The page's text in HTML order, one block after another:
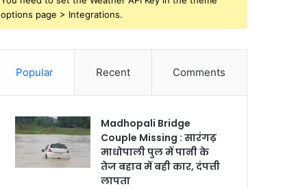
options page > Integrations.
Popular Recent Comments
Madhopali Bridge
Couple Missing : सारंगढ़
माधोपाली पुल में पानी के
तेज बहाव में बही कार, दंपत्ती
लापता